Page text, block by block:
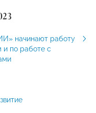
начинают работу
и по работе с